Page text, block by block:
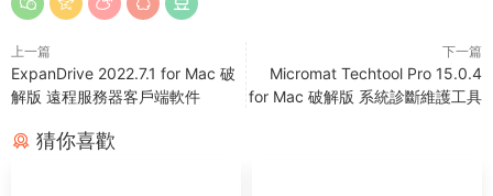
上一篇
ExpanDrive 2022.7.1 for Mac 破
解版 遠程服務器客戶端軟件
下一篇
Micromat Techtool Pro 15.0.4
for Mac 破解版 系統診斷維護工具
猜你喜歡